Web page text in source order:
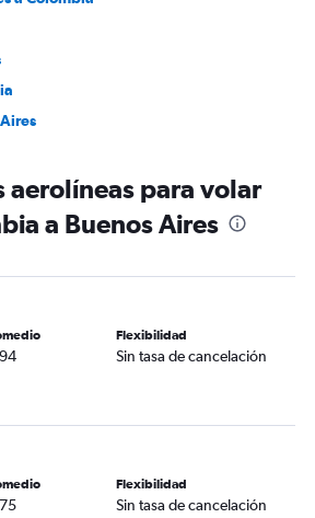
aerolíneas para volar
a Buenos Aires
Flexibilidad
Sin tasa de cancelación
Flexibilidad
Sin tasa de cancelación